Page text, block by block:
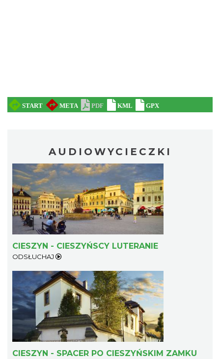
AUDIOWYCIECZKI
CIESZYN - CIESZYŃSCY LUTERANIE
ODSŁUCHAJ
CIESZYN - SPACER PO CIESZYŃSKIM ZAMKU